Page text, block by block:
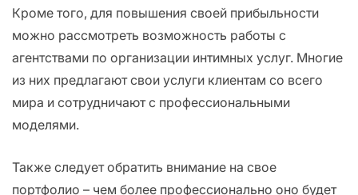
Кроме того, для повышения своей прибыльности
можно рассмотреть возможность работы с
агентствами по организации интимных услуг. Многие
из них предлагают свои услуги клиентам со всего
мира и сотрудничают с профессиональными
моделями.
Также следует обратить внимание на свое
портфолио – чем более профессионально оно будет